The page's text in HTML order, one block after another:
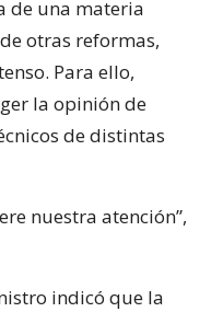
de una materia
otras reformas,
Para ello,
la opinión de
de distintas
nuestra atención”,
indicó que la